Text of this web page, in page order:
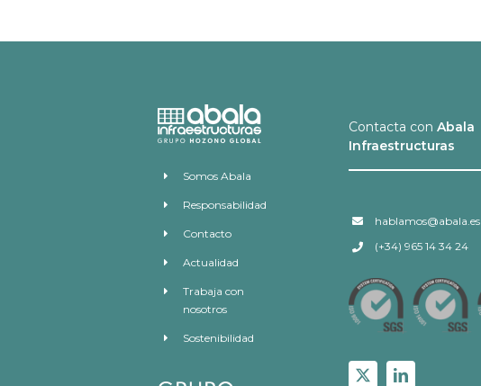
Somos Abala
Responsabilidad
Contacto
Actualidad
Trabaja con
nosotros
Sostenibilidad
Contacta con Abala
Infraestructuras
hablamos@abala.es
(+34) 965 14 34 24